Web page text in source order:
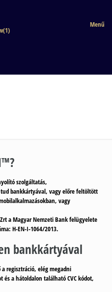
Menű
szolgáltatás,
bankkártyával, vagy előre feltöltött
vagy
aMagyar Nemzeti Bank felügyelete
H-EN-I-1064/2013.
bankkártyával
regisztráció, elég megadni
a hátoldalon található CVC kódot,